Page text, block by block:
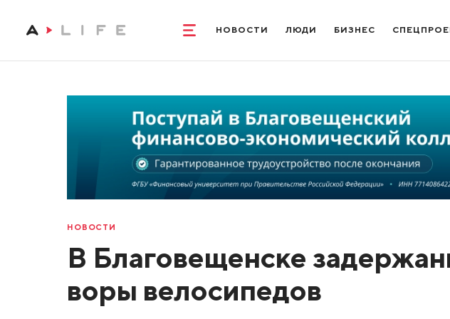
НОВОСТИ ЛЮДИ БИЗНЕС
НОВОСТИ
В Благовещенске
воры велосипедов